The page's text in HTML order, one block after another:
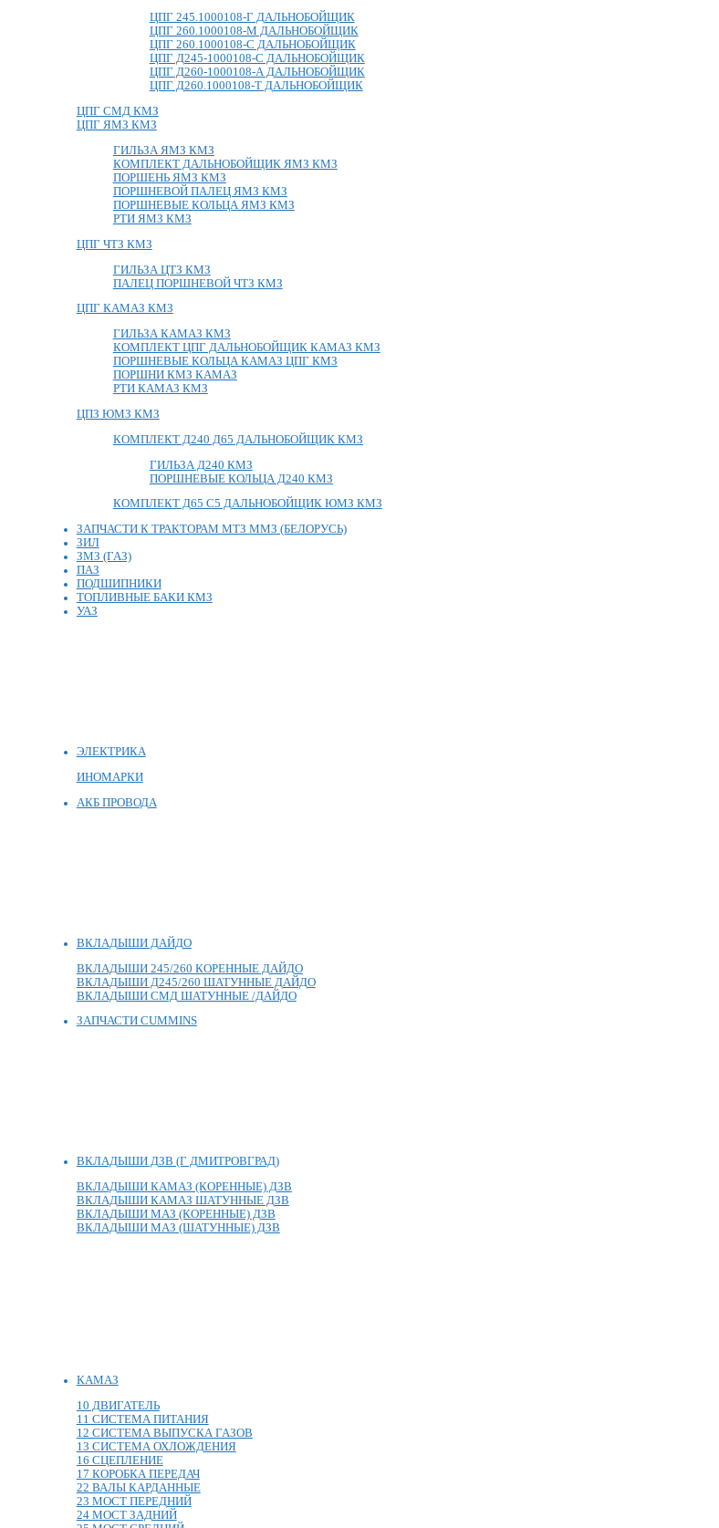
ЦПГ 245.1000108-Г ДАЛЬНОБОЙЩИК
ЦПГ 260.1000108-М ДАЛЬНОБОЙЩИК
ЦПГ 260.1000108-С ДАЛЬНОБОЙЩИК
ЦПГ Д245-1000108-С ДАЛЬНОБОЙЩИК
ЦПГ Д260-1000108-А ДАЛЬНОБОЙЩИК
ЦПГ Д260.1000108-Т ДАЛЬНОБОЙЩИК
ЦПГ СМД КМЗ
ЦПГ ЯМЗ КМЗ
ГИЛЬЗА ЯМЗ КМЗ
КОМПЛЕКТ ДАЛЬНОБОЙЩИК ЯМЗ КМЗ
ПОРШЕНЬ ЯМЗ КМЗ
ПОРШНЕВОЙ ПАЛЕЦ ЯМЗ КМЗ
ПОРШНЕВЫЕ КОЛЬЦА ЯМЗ КМЗ
РТИ ЯМЗ КМЗ
ЦПГ ЧТЗ КМЗ
ГИЛЬЗА ЦТЗ КМЗ
ПАЛЕЦ ПОРШНЕВОЙ ЧТЗ КМЗ
ЦПГ КАМАЗ КМЗ
ГИЛЬЗА КАМАЗ КМЗ
КОМПЛЕКТ ЦПГ ДАЛЬНОБОЙЩИК КАМАЗ КМЗ
ПОРШНЕВЫЕ КОЛЬЦА КАМАЗ ЦПГ КМЗ
ПОРШНИ КМЗ КАМАЗ
РТИ КАМАЗ КМЗ
ЦПЗ ЮМЗ КМЗ
КОМПЛЕКТ Д240 Д65 ДАЛЬНОБОЙЩИК КМЗ
ГИЛЬЗА Д240 КМЗ
ПОРШНЕВЫЕ КОЛЬЦА Д240 КМЗ
КОМПЛЕКТ Д65 С5 ДАЛЬНОБОЙЩИК ЮМЗ КМЗ
ЗАПЧАСТИ К ТРАКТОРАМ МТЗ ММЗ (БЕЛОРУСЬ)
ЗИЛ
ЗМЗ (ГАЗ)
ПАЗ
ПОДШИПНИКИ
ТОПЛИВНЫЕ БАКИ КМЗ
УАЗ
ЭЛЕКТРИКА
ИНОМАРКИ
АКБ ПРОВОДА
ВКЛАДЫШИ ДАЙДО
ВКЛАДЫШИ 245/260 КОРЕННЫЕ ДАЙДО
ВКЛАДЫШИ Д245/260 ШАТУННЫЕ ДАЙДО
ВКЛАДЫШИ СМД ШАТУННЫЕ /ДАЙДО
ЗАПЧАСТИ CUMMINS
ВКЛАДЫШИ ДЗВ (Г ДМИТРОВГРАД)
ВКЛАДЫШИ КАМАЗ (КОРЕННЫЕ) ДЗВ
ВКЛАДЫШИ КАМАЗ ШАТУННЫЕ ДЗВ
ВКЛАДЫШИ МАЗ (КОРЕННЫЕ) ДЗВ
ВКЛАДЫШИ МАЗ (ШАТУННЫЕ) ДЗВ
КАМАЗ
10 ДВИГАТЕЛЬ
11 СИСТЕМА ПИТАНИЯ
12 СИСТЕМА ВЫПУСКА ГАЗОВ
13 СИСТЕМА ОХЛОЖДЕНИЯ
16 СЦЕПЛЕНИЕ
17 КОРОБКА ПЕРЕДАЧ
22 ВАЛЫ КАРДАННЫЕ
23 МОСТ ПЕРЕДНИЙ
24 МОСТ ЗАДНИЙ